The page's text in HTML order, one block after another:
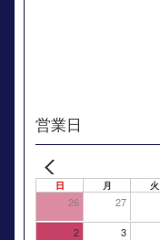
営業日
日 月 火
26 27
2 3